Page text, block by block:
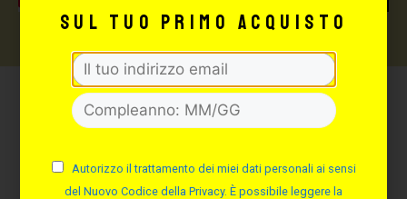
Potrebbe interessarti
sul tuo primo acquisto
Autorizzo il trattamento dei miei dati personali ai sensi
del Nuovo Codice della Privacy. È possibile leggere la